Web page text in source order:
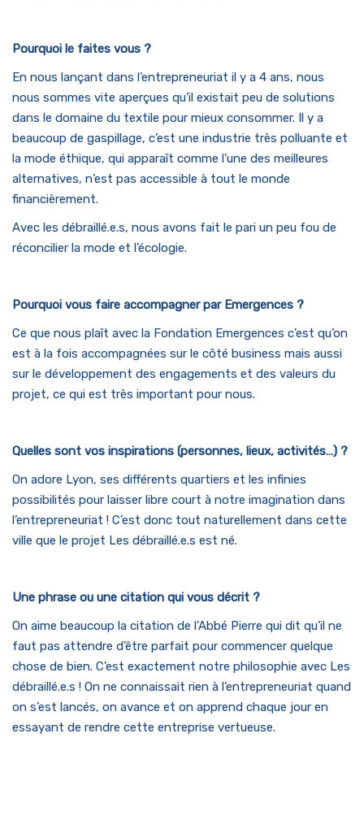
Pourquoi le faites vous ?
En nous lançant dans l’entrepreneuriat il y a 4 ans, nous
nous sommes vite aperçues qu’il existait peu de solutions
dans le domaine du textile pour mieux consommer. Il y a
beaucoup de gaspillage, c’est une industrie très polluante et
la mode éthique, qui apparaît comme l’une des meilleures
alternatives, n’est pas accessible à tout le monde
financièrement.
Avec les débraillé.e.s, nous avons fait le pari un peu fou de
réconcilier la mode et l’écologie.
Pourquoi vous faire accompagner par Emergences ?
Ce que nous plaît avec la Fondation Emergences c’est qu’on
est à la fois accompagnées sur le côté business mais aussi
sur le développement des engagements et des valeurs du
projet, ce qui est très important pour nous.
Quelles sont vos inspirations (personnes, lieux, activités…) ?
On adore Lyon, ses différents quartiers et les infinies
possibilités pour laisser libre court à notre imagination dans
l’entrepreneuriat ! C’est donc tout naturellement dans cette
ville que le projet Les débraillé.e.s est né.
Une phrase ou une citation qui vous décrit ?
On aime beaucoup la citation de l’Abbé Pierre qui dit qu’il ne
faut pas attendre d’être parfait pour commencer quelque
chose de bien. C’est exactement notre philosophie avec Les
débraillé.e.s ! On ne connaissait rien à l’entrepreneuriat quand
on s’est lancés, on avance et on apprend chaque jour en
essayant de rendre cette entreprise vertueuse.